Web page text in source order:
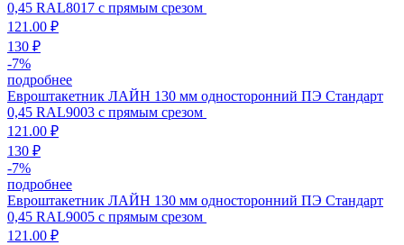
0,45 RAL8017 с прямым срезом
121.00 ₽
130 ₽
-7%
подробнее
Евроштакетник ЛАЙН 130 мм односторонний ПЭ Стандарт
0,45 RAL9003 с прямым срезом
121.00 ₽
130 ₽
-7%
подробнее
Евроштакетник ЛАЙН 130 мм односторонний ПЭ Стандарт
0,45 RAL9005 с прямым срезом
121.00 ₽